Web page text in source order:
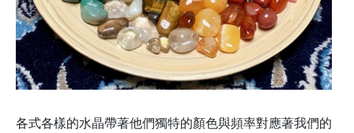
各式各樣的水晶帶著他們獨特的顏色與頻率對應著我們的